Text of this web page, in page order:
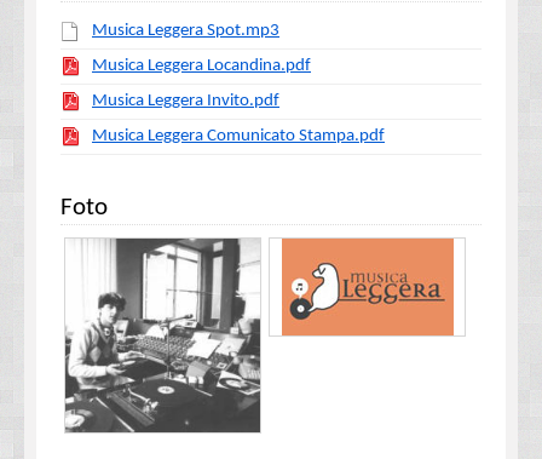
Musica Leggera Spot.mp3
Musica Leggera Locandina.pdf
Musica Leggera Invito.pdf
Musica Leggera Comunicato Stampa.pdf
Foto